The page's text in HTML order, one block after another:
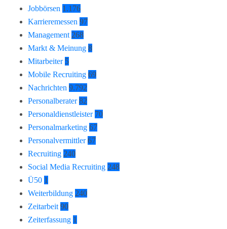
Jobbörsen 1.176
Karrieremessen 97
Management 268
Markt & Meinung 8
Mitarbeiter 5
Mobile Recruiting 69
Nachrichten 9.792
Personalberater 82
Personaldienstleister 70
Personalmarketing 67
Personalvermittler 67
Recruiting 240
Social Media Recruiting 248
Ü50 1
Weiterbildung 240
Zeitarbeit 90
Zeiterfassung 1